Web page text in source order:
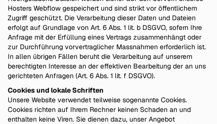
Hosters Webflow gespeichert und sind strikt vor öffentlichem
Zugriff geschützt. Die Verarbeitung dieser Daten und Dateien
erfolgt auf Grundlage von Art. 6 Abs. 1 lit. b DSGVO, sofern Ihre
Anfrage mit der Erfüllung eines Vertrags zusammenhängt oder
zur Durchführung vorvertraglicher Massnahmen erforderlich ist.
In allen übrigen Fällen beruht die Verarbeitung auf unserem
berechtigten Interesse an der effektiven Bearbeitung der an uns
gerichteten Anfragen (Art. 6 Abs. 1 lit. f DSGVO).
Cookies und lokale Schriften
Unsere Website verwendet teilweise sogenannte Cookies.
Cookies richten auf Ihrem Rechner keinen Schaden an und
enthalten keine Viren. Sie dienen dazu, unser Angebot